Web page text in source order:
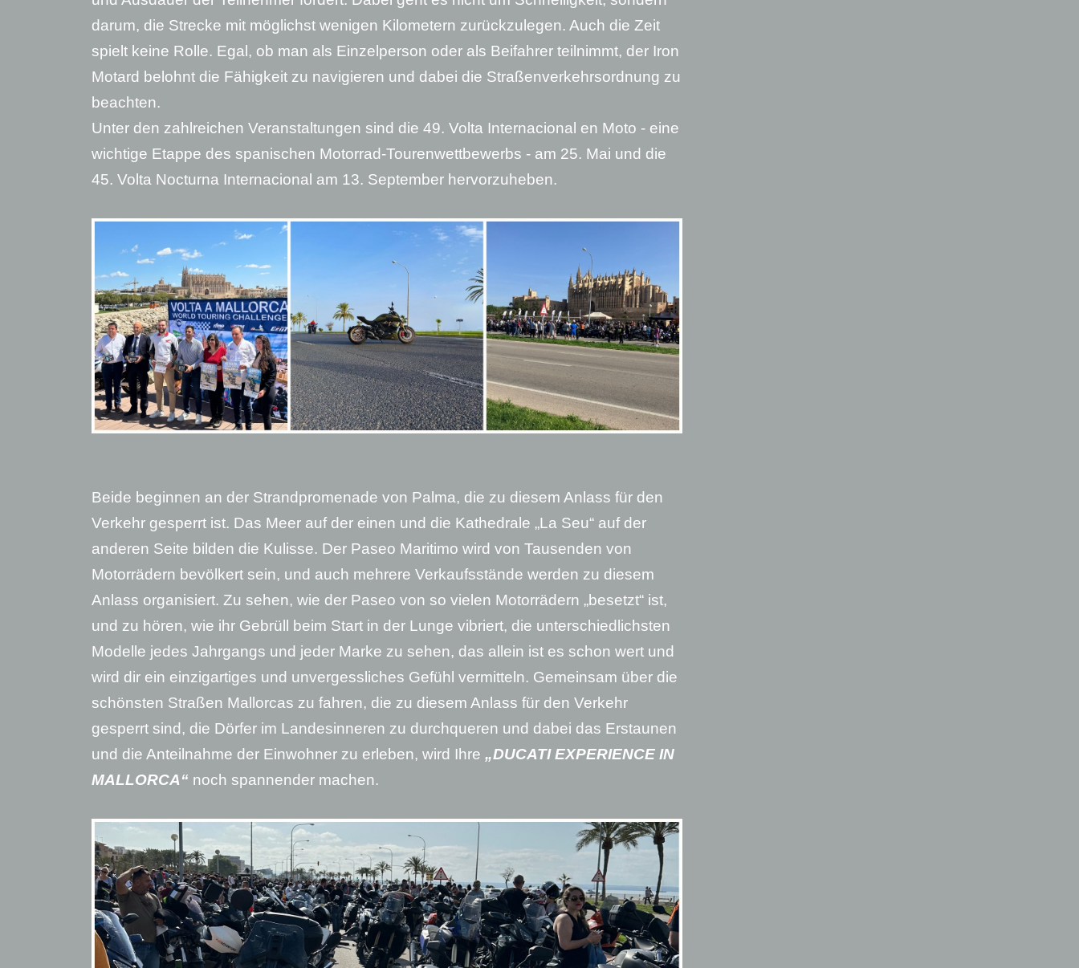
darum, die Strecke mit möglichst wenigen Kilometern zurückzulegen. Auch die Zeit
spielt keine Rolle. Egal, ob man als Einzelperson oder als Beifahrer teilnimmt, der Iron
Motard belohnt die Fähigkeit zu navigieren und dabei die Straßenverkehrsordnung zu
beachten.
Unter den zahlreichen Veranstaltungen sind die 49. Volta Internacional en Moto - eine
wichtige Etappe des spanischen Motorrad-Tourenwettbewerbs - am 25. Mai und die
45. Volta Nocturna Internacional am 13. September hervorzuheben.
Beide beginnen an der Strandpromenade von Palma, die zu diesem Anlass für den
Verkehr gesperrt ist. Das Meer auf der einen und die Kathedrale „La Seu“ auf der
anderen Seite bilden die Kulisse. Der Paseo Maritimo wird von Tausenden von
Motorrädern bevölkert sein, und auch mehrere Verkaufsstände werden zu diesem
Anlass organisiert. Zu sehen, wie der Paseo von so vielen Motorrädern „besetzt“ ist,
und zu hören, wie ihr Gebrüll beim Start in der Lunge vibriert, die unterschiedlichsten
Modelle jedes Jahrgangs und jeder Marke zu sehen, das allein ist es schon wert und
wird dir ein einzigartiges und unvergessliches Gefühl vermitteln. Gemeinsam über die
schönsten Straßen Mallorcas zu fahren, die zu diesem Anlass für den Verkehr
gesperrt sind, die Dörfer im Landesinneren zu durchqueren und dabei das Erstaunen
und die Anteilnahme der Einwohner zu erleben, wird Ihre „DUCATI EXPERIENCE IN
MALLORCA“ noch spannender machen.